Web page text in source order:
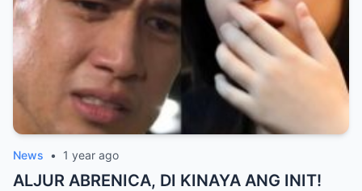
News • 1 year ago
ALJUR ABRENICA, DI KINAYA ANG INIT!